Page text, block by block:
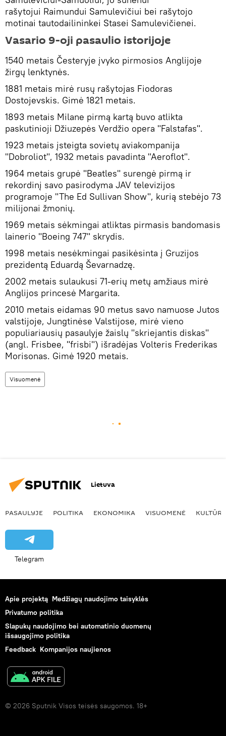
rašytojui Raimundui Samulevičiui bei rašytojo
motinai tautodailininkei Stasei Samulevičienei.
Vasario 9-oji pasaulio istorijoje
1540 metais Česteryje įvyko pirmosios Anglijoje
žirgų lenktynės.
1881 metais mirė rusų rašytojas Fiodoras
Dostojevskis. Gimė 1821 metais.
1893 metais Milane pirmą kartą buvo atlikta
paskutinioji Džiuzepės Verdžio opera "Falstafas".
1923 metais įsteigta sovietų aviakompanija
"Dobroliot", 1932 metais pavadinta "Aeroflot".
1964 metais grupė "Beatles" surengė pirmą ir
rekordinį savo pasirodyma JAV televizijos
programoje "The Ed Sullivan Show", kurią stebėjo 73
milijonai žmonių.
1969 metais sėkmingai atliktas pirmasis bandomasis
lainerio "Boeing 747" skrydis.
1998 metais nesėkmingai pasikėsinta į Gruzijos
prezidentą Eduardą Ševarnadzę.
2002 metais sulaukusi 71-erių metų amžiaus mirė
Anglijos princesė Margarita.
2010 metais eidamas 90 metus savo namuose Jutos
valstijoje, Jungtinėse Valstijose, mirė vieno
populiariausių pasaulyje žaislų "skriejantis diskas"
(angl. Frisbee, "frisbi") išradėjas Volteris Frederikas
Morisonas. Gimė 1920 metais.
Visuomenė
Lietuva
PASAULYJE POLITIKA EKONOMIKA VISUOMENĖ KULTŪRA
Telegram
Apie projektą Medžiagų naudojimo taisyklės
Privatumo politika
Slapukų naudojimo bei automatinio duomenų
išsaugojimo politika
Feedback Kompanijos naujienos
© 2026 Sputnik Visos teisės saugomos. 18+